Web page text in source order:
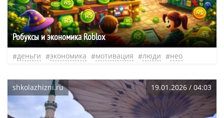
Робуксы и экономика Roblox
деньги экономика мотивация люди нео
shkolazhizni.ru 19.01.2026 / 04:03